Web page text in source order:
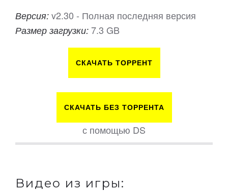
Версия: v2.30 - Полная последняя версия
Размер загрузки: 7.3 GB
СКАЧАТЬ ТОРРЕНТ
СКАЧАТЬ БЕЗ ТОРРЕНТА
с помощью DS
Видео из игры: